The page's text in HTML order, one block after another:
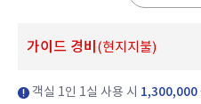
가이드 경비 (현지지불)
객실 1인 1실 사용 시 1,300,000